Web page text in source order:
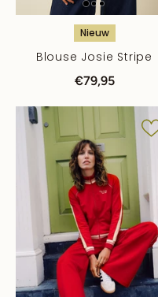
Nieuw
Blouse Josie Stripe
€79,95